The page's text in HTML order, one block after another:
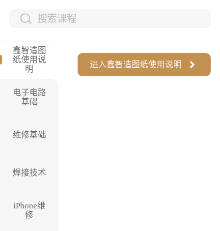
鑫智造图
纸使用说
明
电子电路
基础
维修基础
焊接技术
iPhone维
修
进入鑫智造图纸使用说明